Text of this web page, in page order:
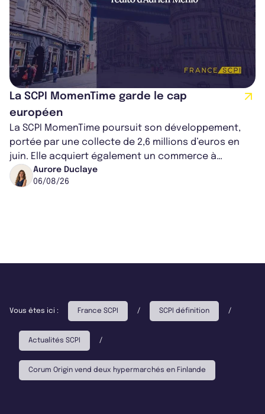
La SCPI MomenTime garde le cap
européen
La SCPI MomenTime poursuit son développement,
portée par une collecte de 2,6 millions d’euros en
juin. Elle acquiert également un commerce à
Worcester, place une plateforme logisti...
Aurore Duclaye
06/08/26
Vous êtes ici : France SCPI / SCPI définition /
Actualités SCPI /
Corum Origin vend deux hypermarchés en Finlande